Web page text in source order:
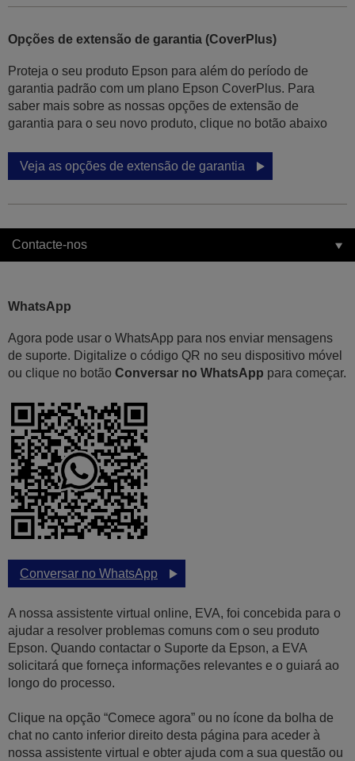
Opções de extensão de garantia (CoverPlus)
Proteja o seu produto Epson para além do período de
garantia padrão com um plano Epson CoverPlus. Para
saber mais sobre as nossas opções de extensão de
garantia para o seu novo produto, clique no botão abaixo
Veja as opções de extensão de garantia
Contacte-nos
WhatsApp
Agora pode usar o WhatsApp para nos enviar mensagens
de suporte. Digitalize o código QR no seu dispositivo móvel
ou clique no botão Conversar no WhatsApp para começar.
Conversar no WhatsApp
A nossa assistente virtual online, EVA, foi concebida para o
ajudar a resolver problemas comuns com o seu produto
Epson. Quando contactar o Suporte da Epson, a EVA
solicitará que forneça informações relevantes e o guiará ao
longo do processo.
Clique na opção “Comece agora” ou no ícone da bolha de
chat no canto inferior direito desta página para aceder à
nossa assistente virtual e obter ajuda com a sua questão ou